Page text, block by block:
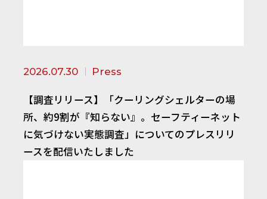
2026.07.30 Press
【調査リリース】「クーリングシェルターの場
所、約9割が『知らない』。セーフティーネット
に気づけない実態調査」についてのプレスリリ
ースを配信いたしました